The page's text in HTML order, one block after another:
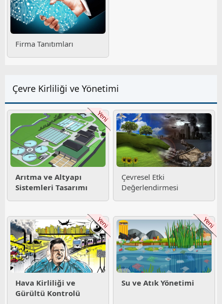
Firma Tanıtımları
Çevre Kirliliği ve Yönetimi
Yeni
Arıtma ve Altyapı
Sistemleri Tasarımı
Çevresel Etki
Değerlendirmesi
Yeni
Hava Kirliliği ve
Gürültü Kontrolü
Yeni
Su ve Atık Yönetimi